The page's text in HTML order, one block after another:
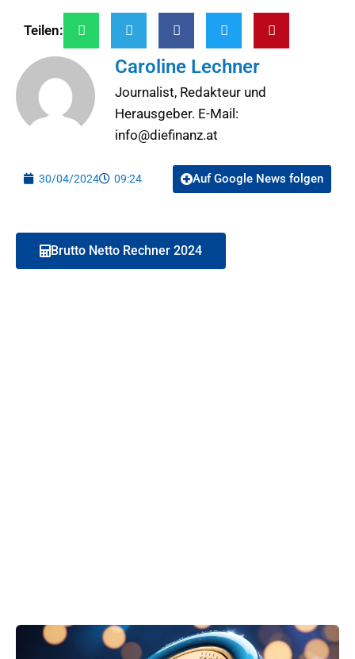
Teilen:
Caroline Lechner
Journalist, Redakteur und
Herausgeber. E-Mail:
info@diefinanz.at
30/04/2024 09:24 Auf Google News folgen
Brutto Netto Rechner 2024